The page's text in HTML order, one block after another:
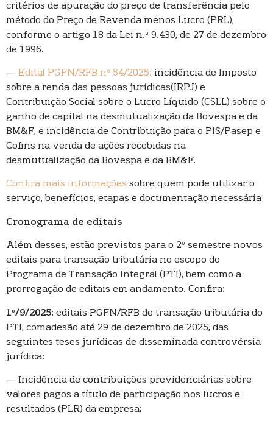
critérios de apuração do preço de transferência pelo
método do Preço de Revenda menos Lucro (PRL),
conforme o artigo 18 da Lei n.º 9.430, de 27 de dezembro
de 1996.
— Edital PGFN/RFB nº 54/2025: incidência de Imposto
sobre a renda das pessoas jurídicas(IRPJ) e
Contribuição Social sobre o Lucro Líquido (CSLL) sobre o
ganho de capital na desmutualização da Bovespa e da
BM&F, e incidência de Contribuição para o PIS/Pasep e
Cofins na venda de ações recebidas na
desmutualização da Bovespa e da BM&F.
Confira mais informações sobre quem pode utilizar o
serviço, benefícios, etapas e documentação necessária
Cronograma de editais
Além desses, estão previstos para o 2º semestre novos
editais para transação tributária no escopo do
Programa de Transação Integral (PTI), bem como a
prorrogação de editais em andamento. Confira:
1º/9/2025: editais PGFN/RFB de transação tributária do
PTI, comadesão até 29 de dezembro de 2025, das
seguintes teses jurídicas de disseminada controvérsia
jurídica:
— Incidência de contribuições previdenciárias sobre
valores pagos a título de participação nos lucros e
resultados (PLR) da empresa;